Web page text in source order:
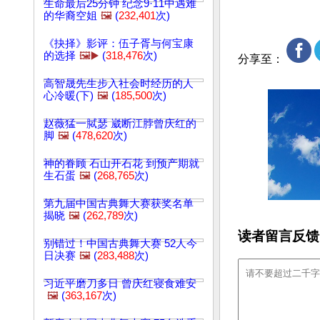
生命最后25分钟 纪念9·11中遇难
的华裔空姐 🖼️ (232,401次)
《抉择》影评：伍子胥与何宝康
的选择 🖼️▶️ (318,476次)
高智晟先生步入社会时经历的人
心冷暖(下) 🖼️ (185,500次)
赵薇猛一脦瑟 崴断江脖曾庆红的
脚 🖼️ (478,620次)
神的眷顾 石山开石花 到预产期就
生石蛋 🖼️ (268,765次)
第九届中国古典舞大赛获奖名单
揭晓 🖼️ (262,789次)
别错过！中国古典舞大赛 52人今
日决赛 🖼️ (283,488次)
习近平磨刀多日 曾庆红寝食难安
🖼️ (363,167次)
分享至：
读者留言反